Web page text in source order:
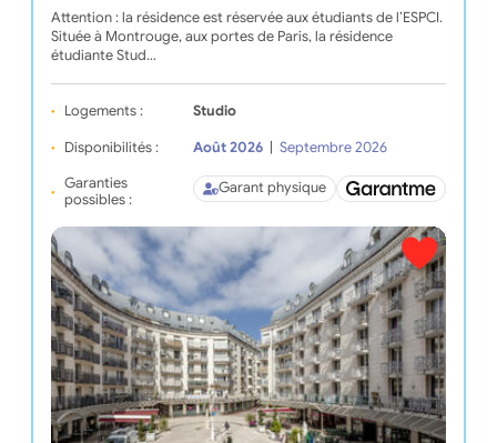
Attention : la résidence est réservée aux étudiants de l’ESPCI.
Située à Montrouge, aux portes de Paris, la résidence
étudiante Stud…
Logements : Studio
Disponibilités : Août 2026
Septembre 2026
Garanties
possibles :
Garant physique